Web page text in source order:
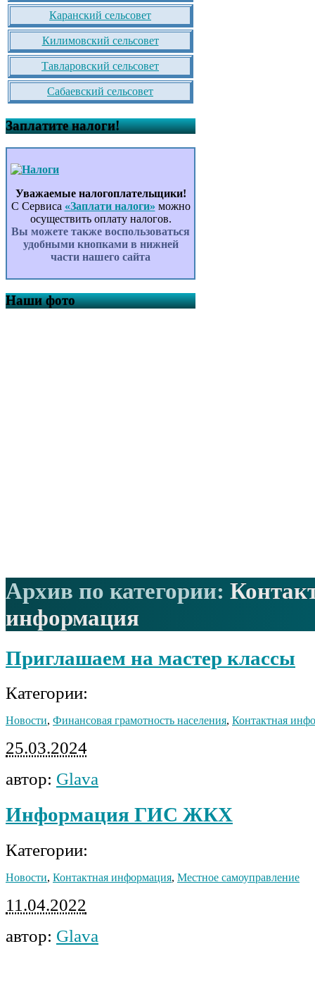
Каранский сельсовет
Килимовский сельсовет
Тавларовский сельсовет
Сабаевский сельсовет
Заплатите налоги!
Уважаемые налогоплательщики!
С Сервиса «Заплати налоги» можно
осуществить оплату налогов.
Вы можете также воспользоваться
удобными кнопками в нижней
части нашего сайта
Наши фото
Архив по категории:
информация
Приглашаем на мастер классы
Категории:
Новости, Финансовая грамотность населения, Контактная
25.03.2024
автор: Glava
Информация ГИС ЖКХ
Категории:
Новости, Контактная информация, Местное самоуправление
11.04.2022
автор: Glava